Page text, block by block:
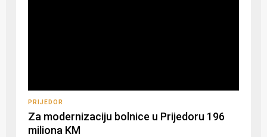
PRIJEDOR
Za modernizaciju bolnice u Prijedoru 196
miliona KM